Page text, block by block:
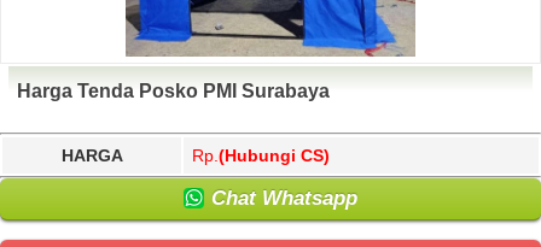
Harga Tenda Posko PMI Surabaya
HARGA Rp. (Hubungi CS)
Chat Whatsapp